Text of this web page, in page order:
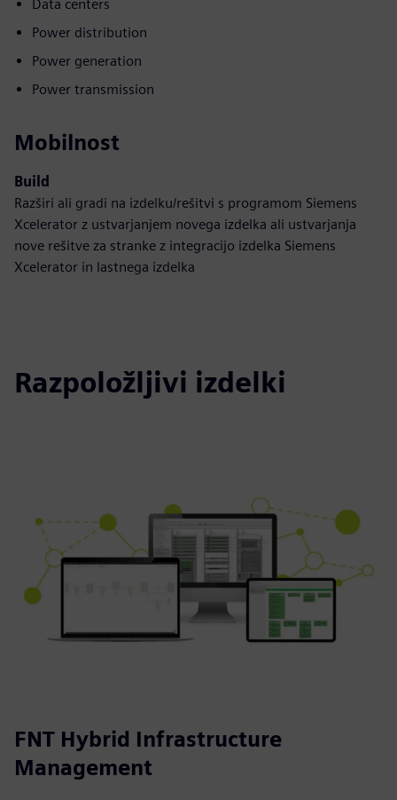
Data centers
Power distribution
Power generation
Power transmission
Mobilnost
Build
Razširi ali gradi na izdelku/rešitvi s programom Siemens
Xcelerator z ustvarjanjem novega izdelka ali ustvarjanja
nove rešitve za stranke z integracijo izdelka Siemens
Xcelerator in lastnega izdelka
Razpoložljivi izdelki
FNT Hybrid Infrastructure
Management